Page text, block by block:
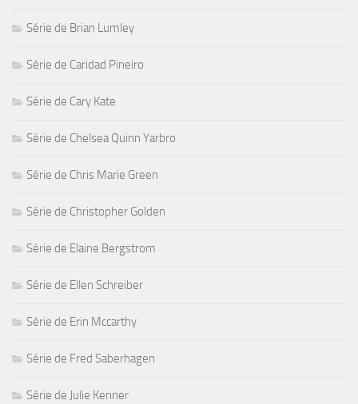
Série de Brian Lumley
Série de Caridad Pineiro
Série de Cary Kate
Série de Chelsea Quinn Yarbro
Série de Chris Marie Green
Série de Christopher Golden
Série de Elaine Bergstrom
Série de Ellen Schreiber
Série de Erin Mccarthy
Série de Fred Saberhagen
Série de Julie Kenner